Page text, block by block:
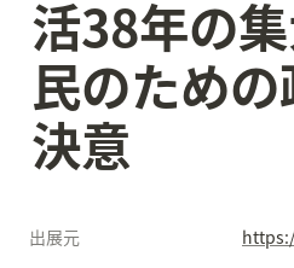
活38年の
民のため
決意
出展元